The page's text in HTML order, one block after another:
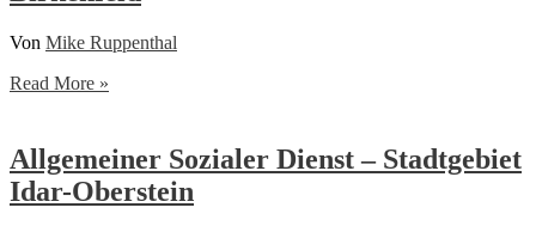
Von Mike Ruppenthal
Pflegekinderdienst
Read More »
Allgemeiner Sozialer Dienst – Stadtgebiet
Idar-Oberstein